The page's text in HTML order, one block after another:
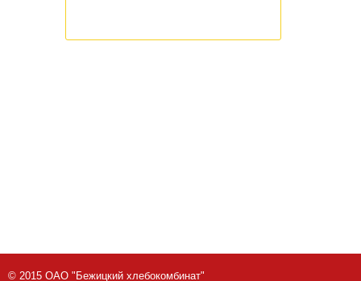
© 2015 ОАО "Бежицкий хлебокомбинат"